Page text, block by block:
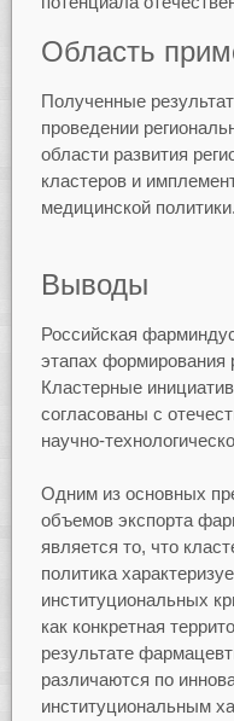
Область
Полученные
проведении
области развития
кластеров и
медицинской политики.
Выводы
Российская
этапах формирования
Кластерные
согласованы с
научно-
Одним из основных
объемов экспорта
является то, что
политика
институциональных
как конкретная
результате
различаются по
институциональным